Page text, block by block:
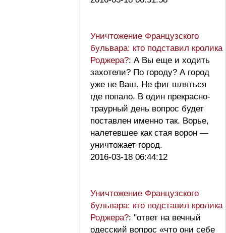
Уничтожение Французского
бульвара: кто подставил кролика
Роджера?: А Вы еще и ходить
захотели? По городу? А город
уже не Ваш. Не фиг шляться
где попало. В один прекрасно-
траурный день вопрос будет
поставлен именно так. Ворье,
налетевшее как стая ворон —
уничтожает город.
2016-03-18 06:44:12
Уничтожение Французского
бульвара: кто подставил кролика
Роджера?: "ответ на вечный
одесский вопрос «что они себе